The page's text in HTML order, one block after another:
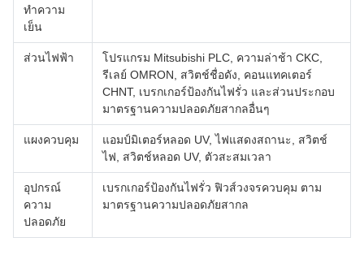
ทำความ
เย็น
ส่วนไฟฟ้า
โปรแกรม Mitsubishi PLC, ความล่าช้า CKC,
รีเลย์ OMRON, สวิตช์ชื่อดัง, คอนแทคเตอร์
CHNT, เบรกเกอร์ป้องกันไฟรั่ว และส่วนประกอบ
มาตรฐานความปลอดภัยสากลอื่นๆ
แผงควบคุม
แอมป์มิเตอร์หลอด UV, ไฟแสดงสถานะ, สวิตช์
ไฟ, สวิตช์หลอด UV, ตัวสะสมเวลา
อุปกรณ์
ความ
ปลอดภัย
เบรกเกอร์ป้องกันไฟรั่ว ฟิวส์วงจรควบคุม ตาม
มาตรฐานความปลอดภัยสากล